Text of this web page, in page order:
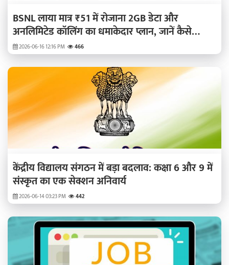
BSNL लाया मात्र ₹51 में रोजाना 2GB डेटा और
अनलिमिटेड कॉलिंग का धमाकेदार प्लान, जानें कैसे
मिलेगा लाभ
2026-06-16 12:16 PM 466
केंद्रीय विद्यालय संगठन में बड़ा बदलाव: कक्षा 6 और 9 में
संस्कृत का एक सेक्शन अनिवार्य
2026-06-14 03:23 PM 442